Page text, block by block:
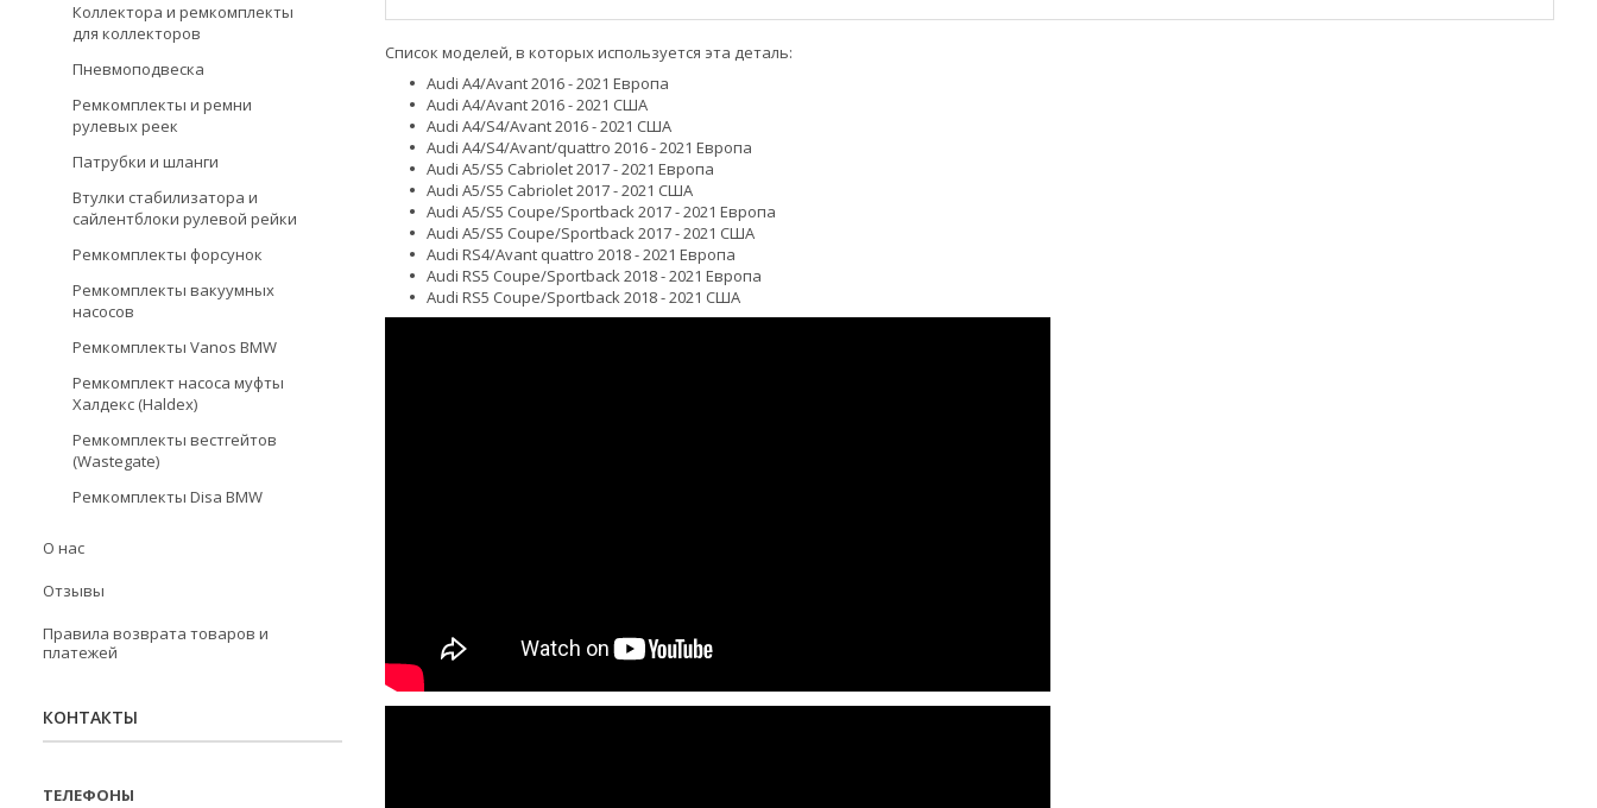
Список моделей, в которых используется эта деталь:
Audi A4/Avant 2016 - 2021 Европа
Audi A4/Avant 2016 - 2021 США
Audi A4/S4/Avant 2016 - 2021 США
Audi A4/S4/Avant/quattro 2016 - 2021 Европа
Audi A5/S5 Cabriolet 2017 - 2021 Европа
Audi A5/S5 Cabriolet 2017 - 2021 США
Audi A5/S5 Coupe/Sportback 2017 - 2021 Европа
Audi A5/S5 Coupe/Sportback 2017 - 2021 США
Audi RS4/Avant quattro 2018 - 2021 Европа
Audi RS5 Coupe/Sportback 2018 - 2021 Европа
Audi RS5 Coupe/Sportback 2018 - 2021 США
Коллектора и ремкомплекты
для коллекторов
Пневмоподвеска
Ремкомплекты и ремни
рулевых реек
Патрубки и шланги
Втулки стабилизатора и
сайлентблоки рулевой рейки
Ремкомплекты форсунок
Ремкомплекты вакуумных
насосов
Ремкомплекты Vanos BMW
Ремкомплект насоса муфты
Халдекс (Haldex)
Ремкомплекты вестгейтов
(Wastegate)
Ремкомплекты Disa BMW
О нас
Отзывы
Правила возврата товаров и
платежей
КОНТАКТЫ